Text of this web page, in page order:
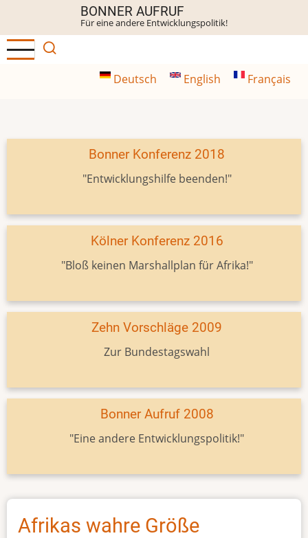
Inhalt
BONNER AUFRUF
Für eine andere Entwicklungspolitik!
Deutsch English Français
Bonner Konferenz 2018
"Entwicklungshilfe beenden!"
Kölner Konferenz 2016
"Bloß keinen Marshallplan für Afrika!"
Zehn Vorschläge 2009
Zur Bundestagswahl
Bonner Aufruf 2008
"Eine andere Entwicklungspolitik!"
Afrikas wahre Größe